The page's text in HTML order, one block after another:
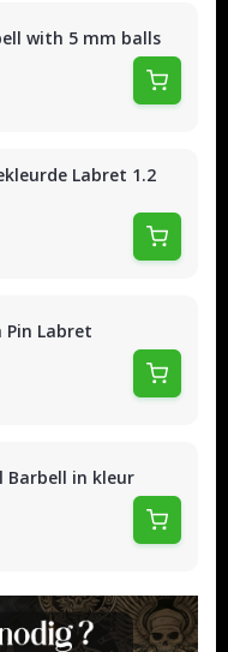
with 5 mm balls
Labret 1.2
Pin Labret
Barbell in kleur